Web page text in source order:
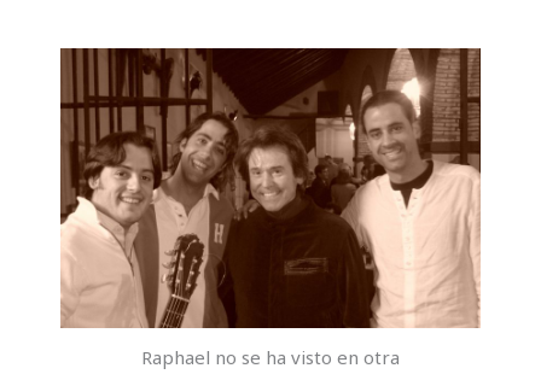
Raphael no se ha visto en otra